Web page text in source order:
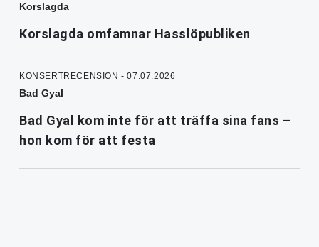
Korslagda
Korslagda omfamnar Hasslöpubliken
KONSERTRECENSION - 07.07.2026
Bad Gyal
Bad Gyal kom inte för att träffa sina fans –
hon kom för att festa